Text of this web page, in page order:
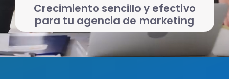
Crecimiento sencillo y efectivo
para tu agencia de marketing